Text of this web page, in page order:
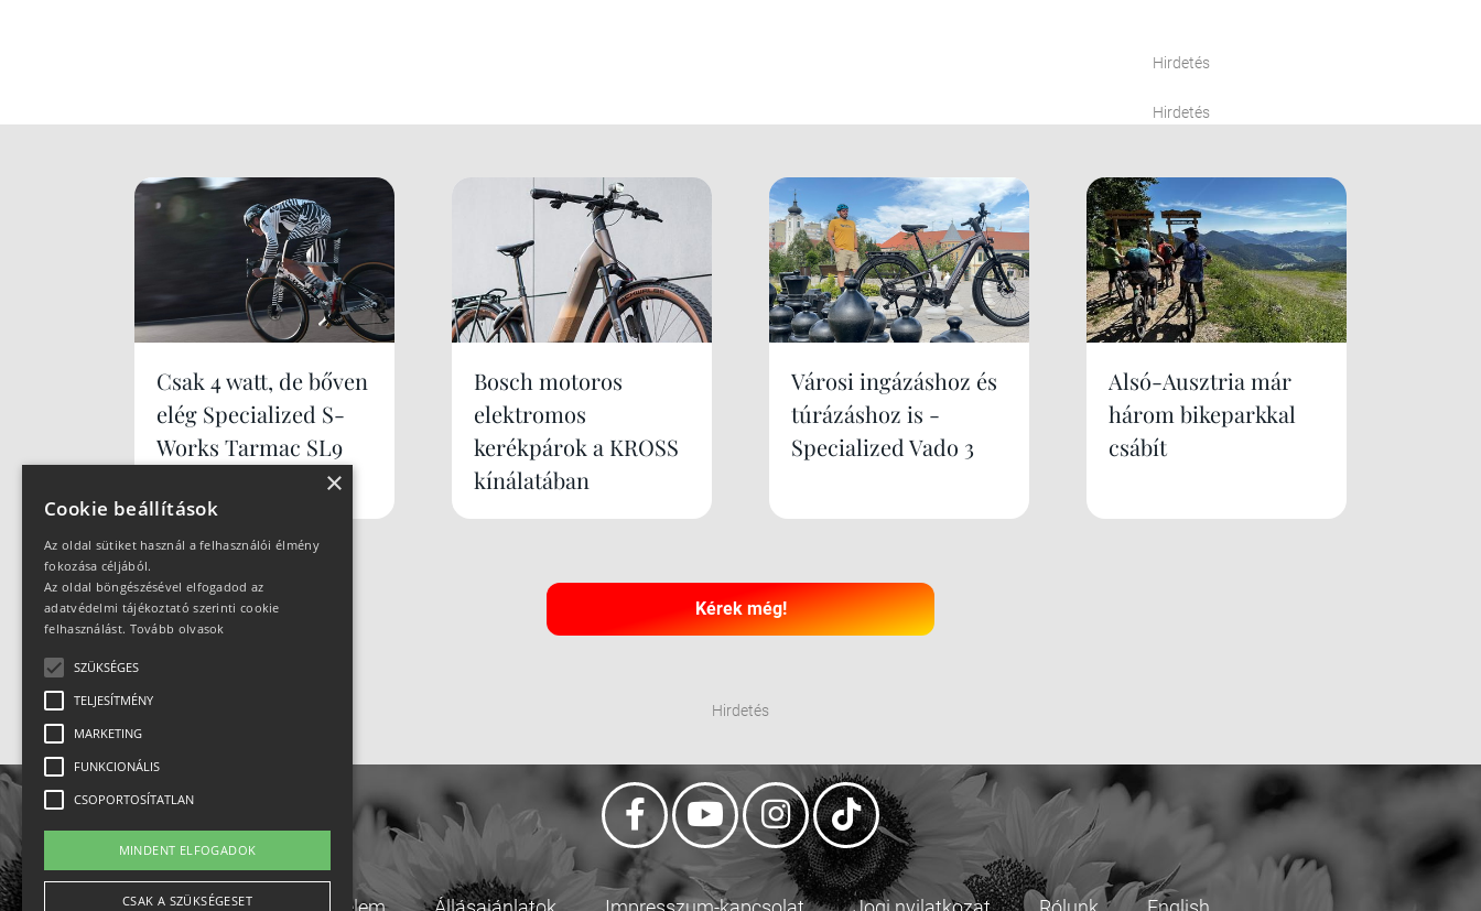
Hirdetés
Hirdetés
Csak 4 watt, de bőven
elég Specialized S-
Works Tarmac SL9
Bosch motoros
elektromos
kerékpárok a KROSS
kínálatában
Városi ingázáshoz és
túrázáshoz is -
Specialized Vado 3
Alsó-Ausztria már
három bikeparkkal
csábít
Kérek még!
Hirdetés
×
Cookie beállítások
Az oldal sütiket használ a felhasználói élmény
fokozása céljából.
Az oldal böngészésével elfogadod az
adatvédelmi tájékoztató szerinti cookie
felhasználást. Tovább olvasok
SZÜKSÉGES
TELJESÍTMÉNY
MARKETING
FUNKCIONÁLIS
CSOPORTOSÍTATLAN
MINDENT ELFOGADOK
CSAK A SZÜKSÉGESET